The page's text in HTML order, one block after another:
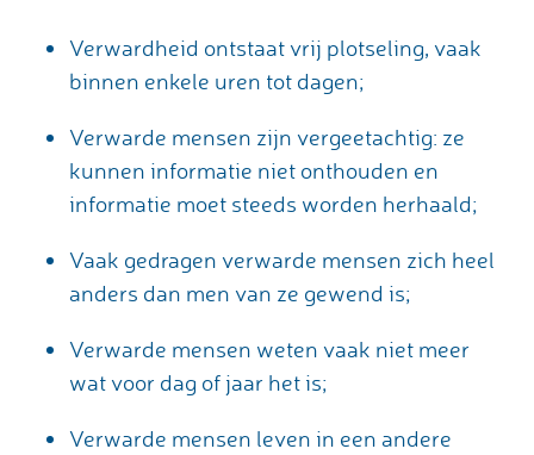
Verwardheid ontstaat vrij plotseling, vaak
binnen enkele uren tot dagen;
Verwarde mensen zijn vergeetachtig: ze
kunnen informatie niet onthouden en
informatie moet steeds worden herhaald;
Vaak gedragen verwarde mensen zich heel
anders dan men van ze gewend is;
Verwarde mensen weten vaak niet meer
wat voor dag of jaar het is;
Verwarde mensen leven in een andere